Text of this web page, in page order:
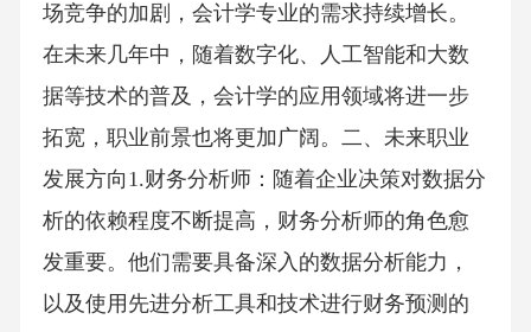
场竞争的加剧，会计学专业的需求持续增长。
在未来几年中，随着数字化、人工智能和大数
据等技术的普及，会计学的应用领域将进一步
拓宽，职业前景也将更加广阔。二、未来职业
发展方向1.财务分析师：随着企业决策对数据分
析的依赖程度不断提高，财务分析师的角色愈
发重要。他们需要具备深入的数据分析能力，
以及使用先进分析工具和技术进行财务预测的